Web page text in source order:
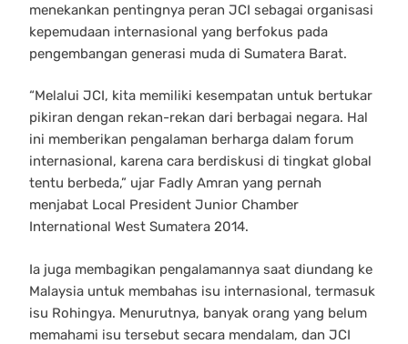
menekankan pentingnya peran JCI sebagai organisasi
kepemudaan internasional yang berfokus pada
pengembangan generasi muda di Sumatera Barat.
“Melalui JCI, kita memiliki kesempatan untuk bertukar
pikiran dengan rekan-rekan dari berbagai negara. Hal
ini memberikan pengalaman berharga dalam forum
internasional, karena cara berdiskusi di tingkat global
tentu berbeda,” ujar Fadly Amran yang pernah
menjabat Local President Junior Chamber
International West Sumatera 2014.
Ia juga membagikan pengalamannya saat diundang ke
Malaysia untuk membahas isu internasional, termasuk
isu Rohingya. Menurutnya, banyak orang yang belum
memahami isu tersebut secara mendalam, dan JCI